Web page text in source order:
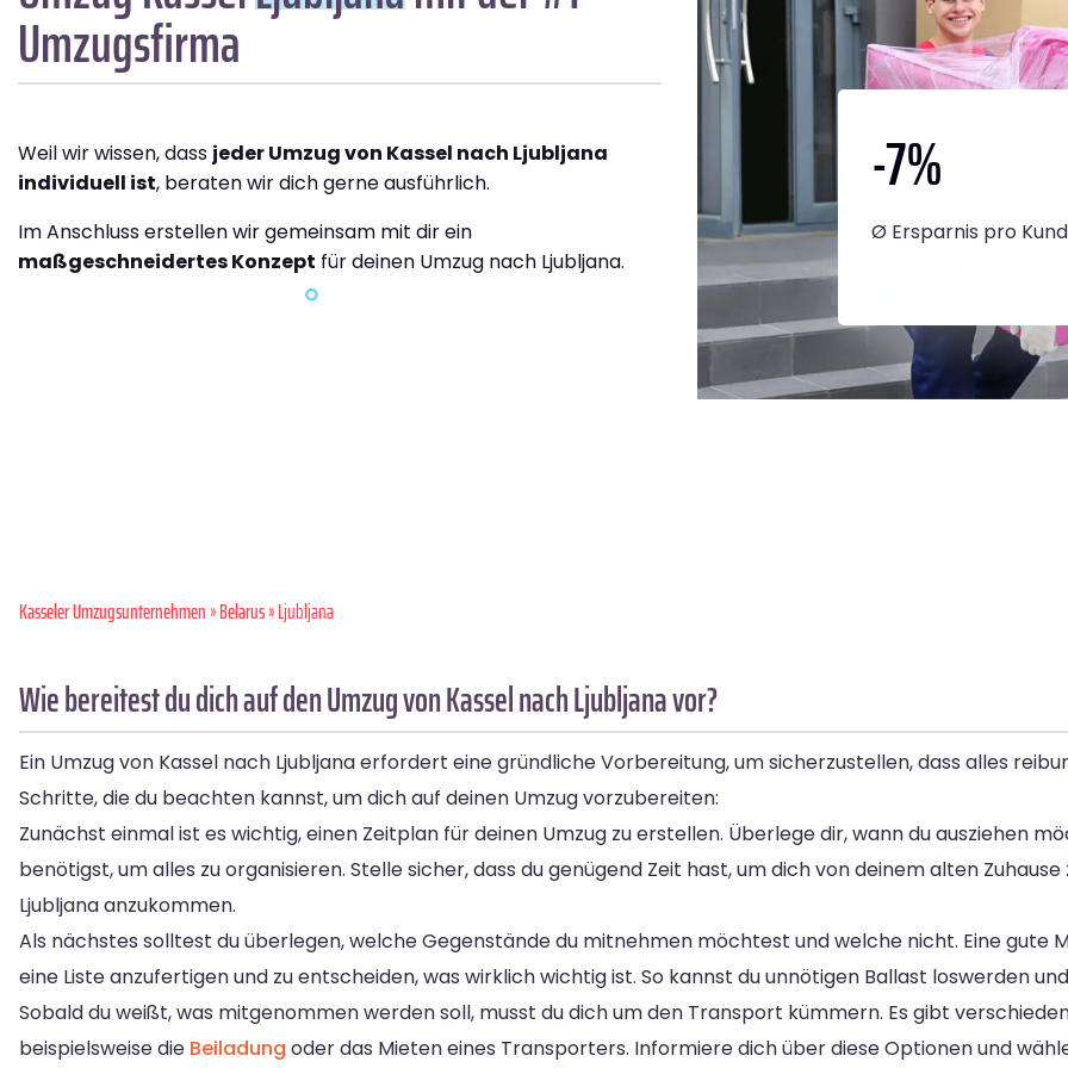
Umzugsfirma
Weil wir wissen, dass jeder Umzug von Kassel nach Ljubljana
individuell ist, beraten wir dich gerne ausführlich.
Im Anschluss erstellen wir gemeinsam mit dir ein
maßgeschneidertes Konzept für deinen Umzug nach Ljubljana.
-7%
Ø Ersparnis pro
Kasseler Umzugsunternehmen»Belarus» Ljubljana
Wie bereitest du dich auf den Umzug von Kassel nach Ljubljana vor?
Ein Umzug von Kassel nach Ljubljana erfordert eine gründliche Vorbereitung, um sicherzustellen, dass alles
Schritte, die du beachten kannst, um dich auf deinen Umzug vorzubereiten:
Zunächst einmal ist es wichtig, einen Zeitplan für deinen Umzug zu erstellen. Überlege dir, wann du ausziehen
benötigst, um alles zu organisieren. Stelle sicher, dass du genügend Zeit hast, um dich von deinem alten
Ljubljana anzukommen.
Als nächstes solltest du überlegen, welche Gegenstände du mitnehmen möchtest und welche nicht. Eine gute
eine Liste anzufertigen und zu entscheiden, was wirklich wichtig ist. So kannst du unnötigen Ballast loswerden
Sobald du weißt, was mitgenommen werden soll, musst du dich um den Transport kümmern. Es gibt
beispielsweise die Beiladung oder das Mieten eines Transporters. Informiere dich über diese Optionen und